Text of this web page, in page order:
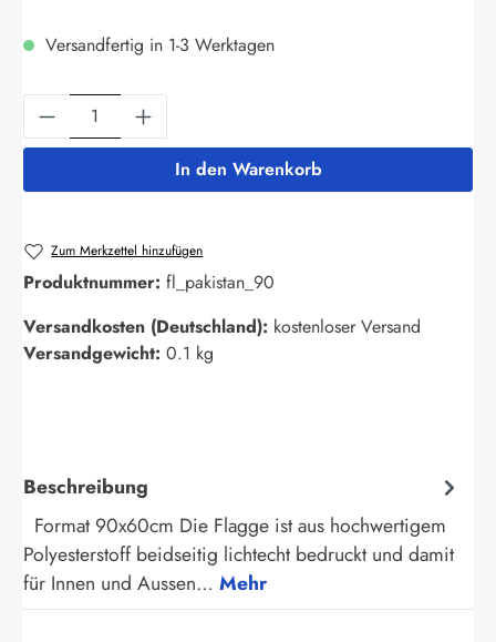
Versandfertig in 1-3 Werktagen
Produkt Anzahl: Gib den gewünschten
In den Warenkorb
Zum Merkzettel hinzufügen
Produktnummer: fl_pakistan_90
Versandkosten (Deutschland): kostenloser Versand
Versandgewicht: 0.1 kg
Beschreibung
Format 90x60cm Die Flagge ist aus hochwertigem
Polyesterstoff beidseitig lichtecht bedruckt und damit
für Innen und Aussen… Mehr